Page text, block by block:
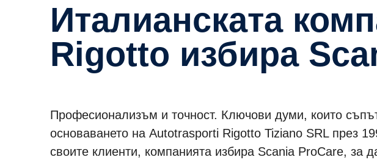
Италианската компания
Rigotto избира
Професионализъм и точност. Ключови думи, които
основаването на Autotrasporti Rigotto Tiziano SRL през
своите клиенти, компанията избира Scania ProCare, за